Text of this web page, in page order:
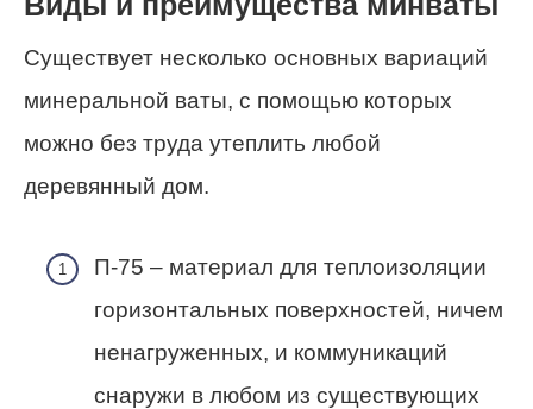
Существует несколько основных вариаций
минеральной ваты, с помощью которых
можно без труда утеплить любой
деревянный дом.
П-75 – материал для теплоизоляции
горизонтальных поверхностей, ничем
ненагруженных, и коммуникаций
снаружи в любом из существующих